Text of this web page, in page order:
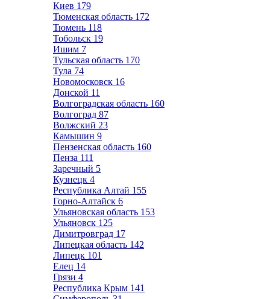
Киев 179
Тюменская область 172
Тюмень 118
Тобольск 19
Ишим 7
Тульская область 170
Тула 74
Новомосковск 16
Донской 11
Волгоградская область 160
Волгоград 87
Волжский 23
Камышин 9
Пензенская область 160
Пенза 111
Заречный 5
Кузнецк 4
Республика Алтай 155
Горно-Алтайск 6
Ульяновская область 153
Ульяновск 125
Димитровград 17
Липецкая область 142
Липецк 101
Елец 14
Грязи 4
Республика Крым 141